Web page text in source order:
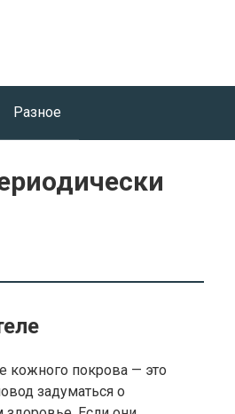
Разное
кожного покрова — это
задуматься о